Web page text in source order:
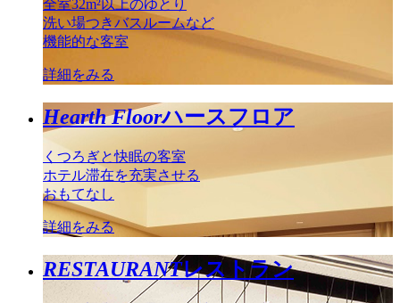
全室32m²以上のゆとり
洗い場つきバスルームなど
機能的な客室
詳細をみる
Hearth Floorハースフロア
くつろぎと快眠の客室
ホテル滞在を充実させる
おもてなし
詳細をみる
RESTAURANTレストラン